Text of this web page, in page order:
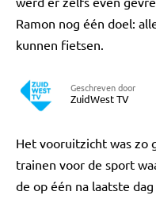
Ramon nog één doel:
kunnen fietsen.
Geschreven door
ZuidWest TV
Het vooruitzicht was zo
trainen voor de sport
de op één na laatste